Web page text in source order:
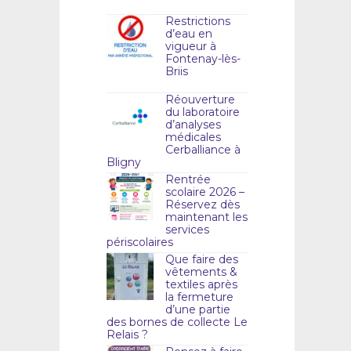
Restrictions
d’eau en
vigueur à
Fontenay-lès-
Briis
Réouverture
du laboratoire
d’analyses
médicales
Cerballiance à
Bligny
Rentrée
scolaire 2026 –
Réservez dès
maintenant les
services
périscolaires
Que faire des
vêtements &
textiles après
la fermeture
d’une partie
des bornes de collecte Le
Relais ?